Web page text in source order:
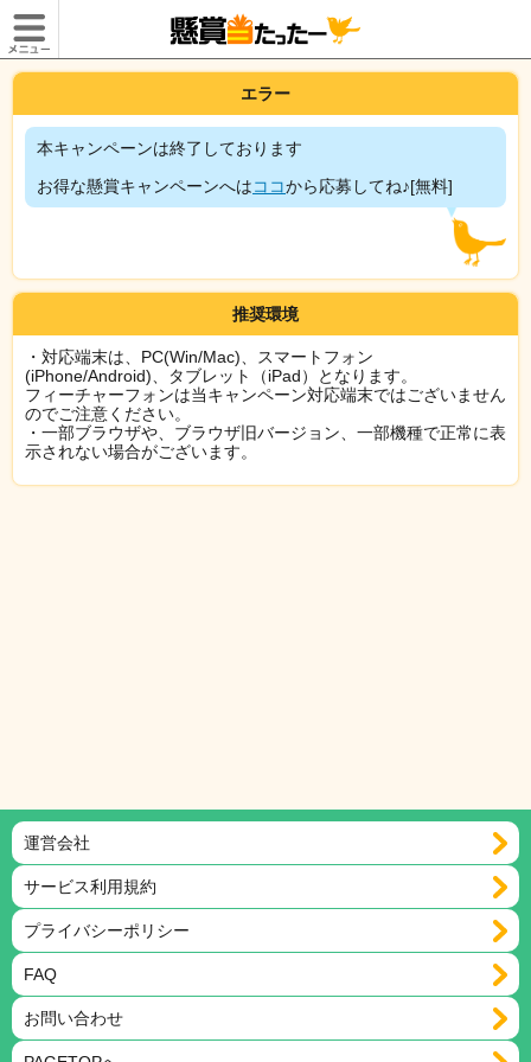
エラー
本キャンペーンは終了しております
お得な懸賞キャンペーンへはココから応募してね♪[無料]
推奨環境
・対応端末は、PC(Win/Mac)、スマートフォン
(iPhone/Android)、タブレット（iPad）となります。
フィーチャーフォンは当キャンペーン対応端末ではございません
のでご注意ください。
・一部ブラウザや、ブラウザ旧バージョン、一部機種で正常に表
示されない場合がございます。
運営会社
サービス利用規約
プライバシーポリシー
FAQ
お問い合わせ